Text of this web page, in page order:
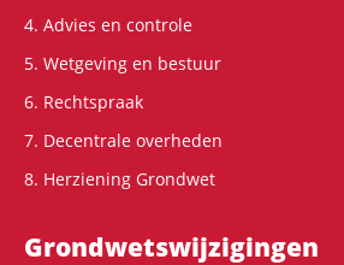
4. Advies en controle
5. Wetgeving en bestuur
6. Rechtspraak
7. Decentrale overheden
8. Herziening Grondwet
Grondwets­wijzigingen